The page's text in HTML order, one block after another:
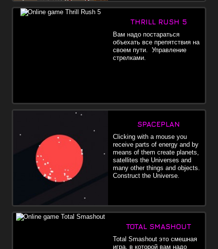
THRILL RUSH 5
Вам надо постараться
объехать все препятствия на
своем пути. Управление
стрелками.
SPACEPLAN
Clicking with a mouse you
receive parts of energy and by
means of them create planets,
satellites the Universes and
many other things and objects.
Construct the Universe.
TOTAL SMASHOUT
Total Smashout это смешная
игра, в которой вам надо